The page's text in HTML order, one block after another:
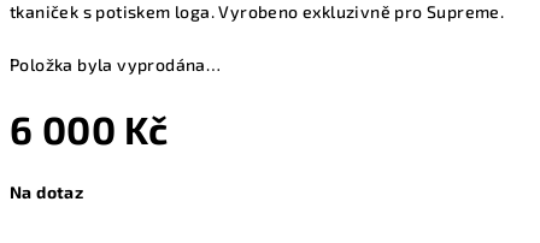
tkaniček s potiskem loga. Vyrobeno exkluzivně pro Supreme.
Položka byla vyprodána…
6 000 Kč
cena:
Na dotaz